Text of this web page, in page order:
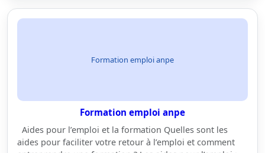
Formation emploi anpe
Formation emploi anpe
Aides pour l’emploi et la formation Quelles sont les
aides pour faciliter votre retour à l’emploi et comment